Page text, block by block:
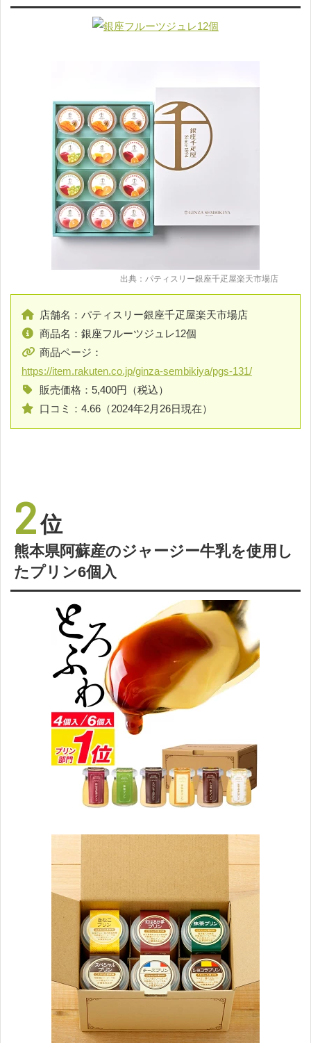
出典：パティスリー銀座千疋屋楽天市場店
店舗名：パティスリー銀座千疋屋楽天市場店
商品名：銀座フルーツジュレ12個
商品ページ：
https://item.rakuten.co.jp/ginza-sembikiya/pgs-131/
販売価格：5,400円（税込）
口コミ：4.66（2024年2月26日現在）
2位
熊本県阿蘇産のジャージー牛乳を使用し
たプリン6個入